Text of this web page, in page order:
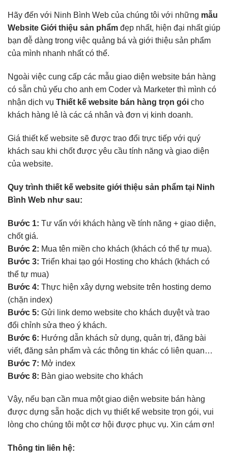
Hãy đến với Ninh Bình Web của chúng tôi với những mẫu
Website Giới thiệu sản phẩm đẹp nhất, hiện đại nhất giúp
bạn đễ dàng trong việc quảng bá và giới thiệu sản phẩm
của mình nhanh nhất có thể.
Ngoài việc cung cấp các mẫu giao diện website bán hàng
có sẵn chủ yếu cho anh em Coder và Marketer thì mình có
nhận dịch vụ Thiết kế website bán hàng trọn gói cho
khách hàng lẻ là các cá nhân và đơn vị kinh doanh.
Giá thiết kế website sẽ được trao đổi trực tiếp với quý
khách sau khi chốt được yêu cầu tính năng và giao diện
của website.
Quy trình thiết kế website giới thiệu sản phẩm tại Ninh
Bình Web như sau:
Bước 1: Tư vấn với khách hàng về tính năng + giao diện,
chốt giá.
Bước 2: Mua tên miền cho khách (khách có thể tự mua).
Bước 3: Triển khai tạo gói Hosting cho khách (khách có
thể tự mua)
Bước 4: Thực hiện xây dựng website trên hosting demo
(chặn index)
Bước 5: Gửi link demo website cho khách duyệt và trao
đổi chỉnh sửa theo ý khách.
Bước 6: Hướng dẫn khách sử dụng, quản trị, đăng bài
viết, đăng sản phẩm và các thông tin khác có liên quan…
Bước 7: Mở index
Bước 8: Bàn giao website cho khách
Vậy, nếu bạn cần mua một giao diện website bán hàng
được dựng sẵn hoặc dịch vụ thiết kế website trọn gói, vui
lòng cho chúng tôi một cơ hội được phục vụ. Xin cám ơn!
Thông tin liên hệ: